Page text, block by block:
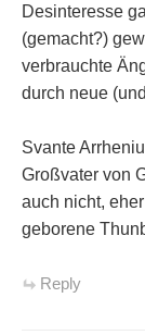
Desinteresse
(gemacht?)
verbrauchte
durch neue
Svante
Großvater von
auch nicht,
geborene
Reply